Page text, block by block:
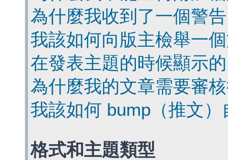
為什麼我收到了一個警
我該如何向版主檢舉一
在發表主題的時候顯示
為什麼我的文章需要審
我該如何 bump（推文
格式和主題類型